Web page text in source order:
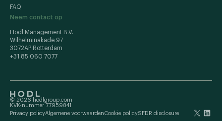
FAQ
Neem contact op
Hodl Management B.V.
Wilhelminakade 97
3072AP Rotterdam
+31 85 060 7077
© 2026 hodlgroup.com
KVK-nummer 77959841
Privacy policyAlgemene voorwaardenCookie policySFDR disclosure